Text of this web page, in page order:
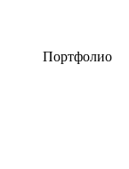
Портфолио